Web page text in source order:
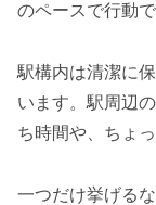
のペースで行動
駅構内は清潔に
います。駅周辺
ち時間や、ちょ
一つだけ挙げる